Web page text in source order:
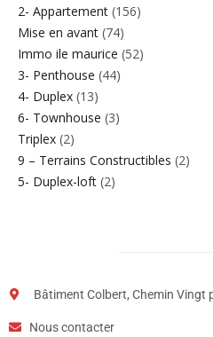
2- Appartement (156)
Mise en avant (74)
Immo ile maurice (52)
3- Penthouse (44)
4- Duplex (13)
6- Townhouse (3)
Triplex (2)
9 – Terrains Constructibles (2)
5- Duplex-loft (2)
Bâtiment Colbert, Chemin Vingt
Nous contacter